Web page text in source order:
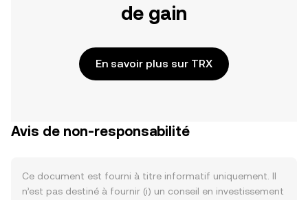
de gain
En savoir plus sur TRX
Avis de non-responsabilité
Ce document est fourni à titre informatif uniquement. Il
n’est pas destiné à fournir (i) un conseil en investissement